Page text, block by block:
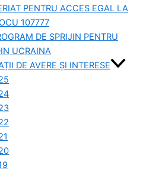
PENTRU ACCES EGAL LA
107777
DE SPRIJIN PENTRU
UCRAINA
DE AVERE ȘI INTERESE